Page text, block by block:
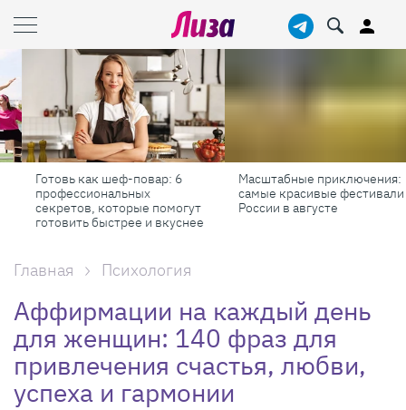
Готовь как шеф-повар: 6
профессиональных
секретов, которые помогут
готовить быстрее и вкуснее
Масштабные приключения:
самые красивые фестивали
России в августе
Главная Психология
Аффирмации на каждый день
для женщин: 140 фраз для
привлечения счастья, любви,
успеха и гармонии